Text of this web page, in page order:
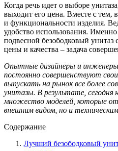
Когда речь идет о выборе
выходит его цена. Вместе с тем,
и функциональности изделия.
удобство использования.
подвесной безободковый
цены и качества – задача
Опытные дизайнеры и инженеры
постоянно совершенствуют
выпускать на рынок все более
унитазы. В результате, сегодня
множество моделей, которые
внешним видом, но и
Содержание
Лучший безободковый